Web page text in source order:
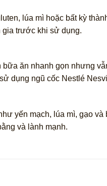
lúa mì hoặc bất kỳ
gia trước khi sử dụng.
ăn nhanh gọn nhưng
dụng ngũ cốc Nestlé
yến mạch, lúa mì, gạo
và lành mạnh.